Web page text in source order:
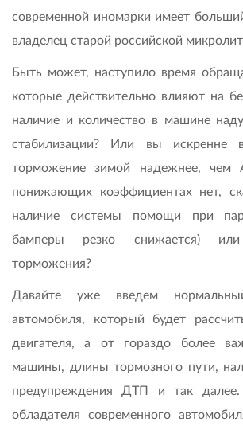
современной иномарки имеет
владелец старой российской
Быть может, наступило время
которые действительно влияют на
наличие и количество в машине
стабилизации? Или вы искренне
торможение зимой надежнее,
понижающих коэффициентах нет,
наличие системы помощи при
бамперы резко снижается)
торможения?
Давайте уже введем
автомобиля, который будет
двигателя, а от гораздо более
машины, длины тормозного пути,
предупреждения ДТП и так
обладателя современного